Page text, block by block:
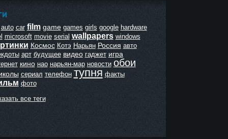
auto car film game games girls google hardware
microsoft movie serial wallpapers windows
Космос Котэ Нарьян Россия авто
арт будущее видео гаджет игра
кино нао нарьян-мар новости обои
сериал телефон тупня факты
фото
все теги